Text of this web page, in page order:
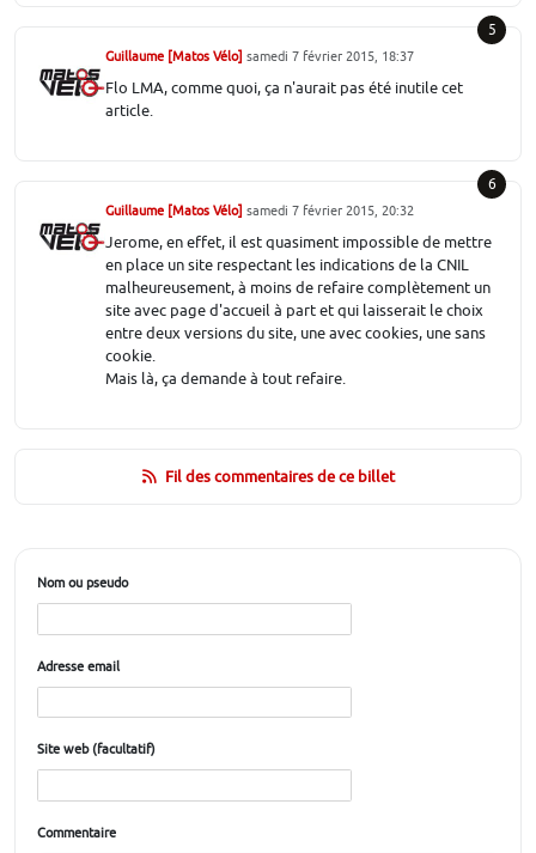
5
Guillaume [Matos Vélo] samedi 7 février 2015, 18:37
Flo LMA, comme quoi, ça n'aurait pas été inutile cet
article.
6
Guillaume [Matos Vélo] samedi 7 février 2015, 20:32
Jerome, en effet, il est quasiment impossible de mettre
en place un site respectant les indications de la CNIL
malheureusement, à moins de refaire complètement un
site avec page d'accueil à part et qui laisserait le choix
entre deux versions du site, une avec cookies, une sans
cookie.
Mais là, ça demande à tout refaire.
Fil des commentaires de ce billet
Nom ou pseudo
Adresse email
Site web (facultatif)
Commentaire